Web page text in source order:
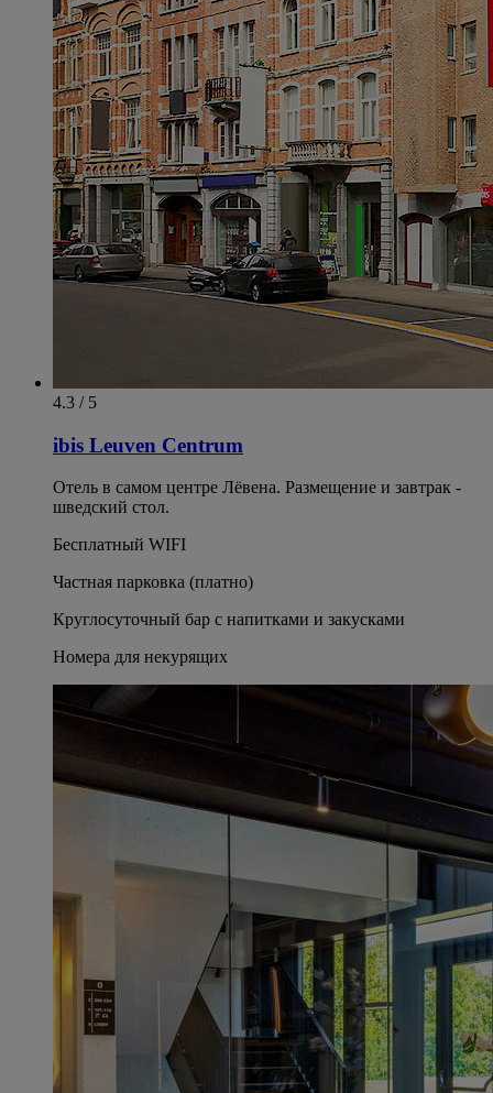
4.3 / 5
ibis Leuven Centrum
Отель в самом центре Лёвена. Размещение и завтрак -
шведский стол.
Бесплатный WIFI
Частная парковка (платно)
Круглосуточный бар с напитками и закусками
Номера для некурящих